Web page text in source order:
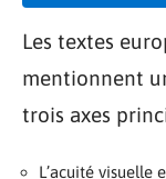
Les textes
mentionnent
trois axes
L’acuité visuelle